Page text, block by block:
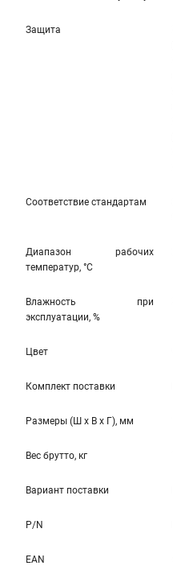
Защита
Соответствие стандартам
Диапазон рабочих
температур, °С
Влажность при
эксплуатации, %
Цвет
Комплект поставки
Размеры (Ш x В x Г), мм
Вес брутто, кг
Вариант поставки
P/N
EAN